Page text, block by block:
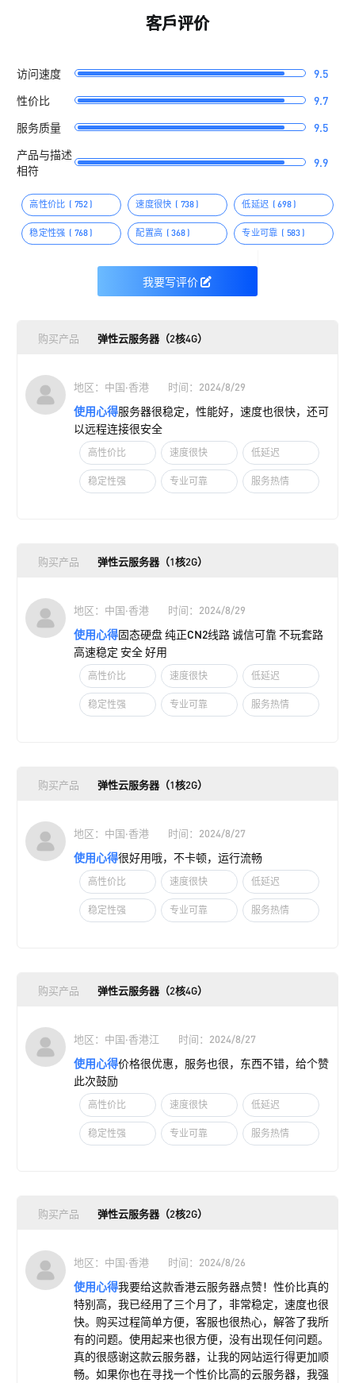
客戶评价
访问速度
9.5
性价比
9.7
服务质量
9.5
产品与描述
相符
9.9
高性价比 ( 752 ) 速度很快 ( 738 ) 低延迟 ( 698 )
稳定性强 ( 768 ) 配置高 ( 368 ) 专业可靠 ( 583 )
我要写评价
购买产品 弹性云服务器（2核4G）
地区：中国·香港 时间：2024/8/29
使用心得服务器很稳定，性能好，速度也很快，还可
以远程连接很安全
高性价比 速度很快 低延迟
稳定性强 专业可靠 服务热情
购买产品 弹性云服务器（1核2G）
地区：中国·香港 时间：2024/8/29
使用心得固态硬盘 纯正CN2线路 诚信可靠 不玩套路
高速稳定 安全 好用
高性价比 速度很快 低延迟
稳定性强 专业可靠 服务热情
购买产品 弹性云服务器（1核2G）
地区：中国·香港 时间：2024/8/27
使用心得很好用哦，不卡顿，运行流畅
高性价比 速度很快 低延迟
稳定性强 专业可靠 服务热情
购买产品 弹性云服务器（2核4G）
地区：中国·香港江 时间：2024/8/27
使用心得价格很优惠，服务也很，东西不错，给个赞
此次鼓励
高性价比 速度很快 低延迟
稳定性强 专业可靠 服务热情
购买产品 弹性云服务器（2核2G）
地区：中国·香港 时间：2024/8/26
使用心得我要给这款香港云服务器点赞！性价比真的
特别高，我已经用了三个月了，非常稳定，速度也很
快。购买过程简单方便，客服也很热心，解答了我所
有的问题。使用起来也很方便，没有出现任何问题。
真的很感谢这款云服务器，让我的网站运行得更加顺
畅。如果你也在寻找一个性价比高的云服务器，我强